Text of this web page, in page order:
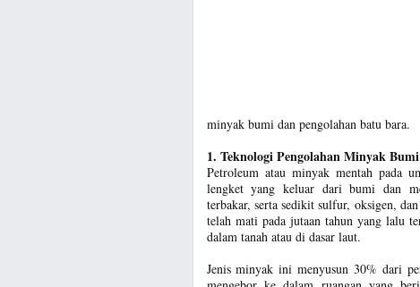
minyak bumi dan pengolahan batu bara.
1. Teknologi Pengolahan Minyak Bumi
Petroleum atau minyak mentah pada
lengket yang keluar dari bumi dan
terbakar, serta sedikit sulfur, oksigen,
telah mati pada jutaan tahun yang lalu
dalam tanah atau di dasar laut.
Jenis minyak ini menyusun 30% dari